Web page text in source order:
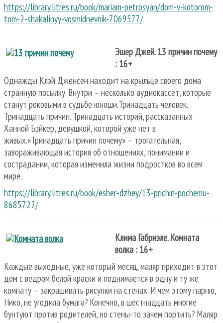
https://library.litres.ru/book/mariam-petrosyan/dom-v-kotorom-
tom-2-shakalinyy-vosmidnevnik-7069577/
Эшер Джей. 13 причин почему
: 16+
Однажды Клэй Дженсен находит на крыльце своего дома
странную посылку. Внутри – несколько аудиокассет, которые
станут роковыми в судьбе юноши.Тринадцать человек.
Тринадцать причин. Тринадцать историй, рассказанных
Ханной Бэйкер, девушкой, которой уже нет в
живых.«Тринадцать причин почему» – трогательная,
завораживающая история об отношениях, понимании и
сострадании, которая изменила жизни подростков во всем
мире.
https://library.litres.ru/book/esher-dzhey/13-prichin-pochemu-
8685722/
Клима Габриэле. Комната
волка : 16+
Каждые выходные, уже который месяц, маляр приходит в этот
дом с ведром белой краски и поднимается в одну и ту же
комнату – закрашивать рисунки на стенах. И чем этому парню,
Нико, не угодила бумага? Конечно, в шестнадцать многие
бунтуют против родителей, но стены-то зачем портить? Маляр